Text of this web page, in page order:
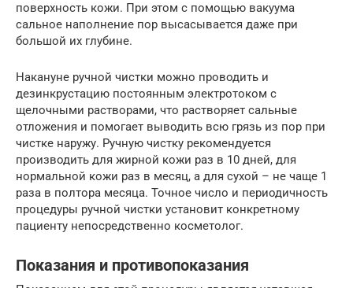
поверхность кожи. При этом с помощью вакуума
сальное наполнение пор высасывается даже при
большой их глубине.
Накануне ручной чистки можно проводить и
дезинкрустацию постоянным электротоком с
щелочными растворами, что растворяет сальные
отложения и помогает выводить всю грязь из пор при
чистке наружу. Ручную чистку рекомендуется
производить для жирной кожи раз в 10 дней, для
нормальной кожи раз в месяц, а для сухой – не чаще 1
раза в полтора месяца. Точное число и периодичность
процедуры ручной чистки установит конкретному
пациенту непосредственно косметолог.
Показания и противопоказания